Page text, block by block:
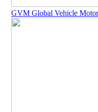
GVM Global Vehicle Motor